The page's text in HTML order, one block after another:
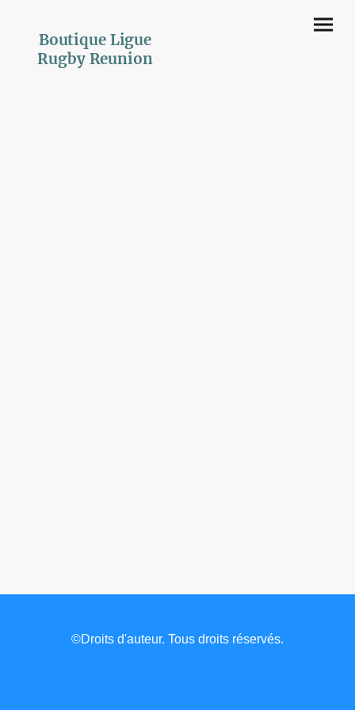
Boutique Ligue
Rugby Reunion
©Droits d'auteur. Tous droits réservés.